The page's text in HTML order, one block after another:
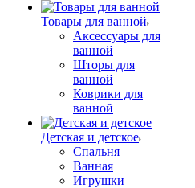
Товары для ванной
Аксессуары для
ванной
Шторы для
ванной
Коврики для
ванной
Детская и детское
Спальня
Ванная
Игрушки